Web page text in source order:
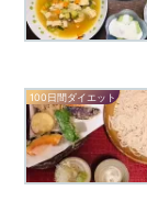
100日間ダイエット